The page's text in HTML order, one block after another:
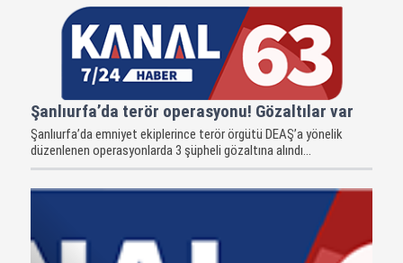
Şanlıurfa’da terör operasyonu! Gözaltılar var
Şanlıurfa’da emniyet ekiplerince terör örgütü DEAŞ’a yönelik
düzenlenen operasyonlarda 3 şüpheli gözaltına alındı...